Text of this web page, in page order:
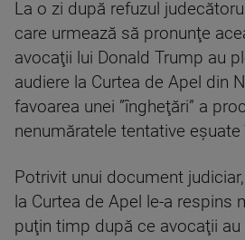
La o zi după refuzul
care urmează să pronunţe
avocaţii lui Donald Trump au
audiere la Curtea de Apel din
favoarea unei ”îngheţări” a
nenumăratele tentative
Potrivit unui document
la Curtea de Apel le-a respins
puţin timp după ce avocaţii au